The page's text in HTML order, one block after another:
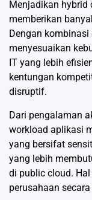
Menjadikan hybrid
memberikan
Dengan
menyesuaikan
IT yang lebih
kentungan
disruptif.
Dari pengalaman
workload aplikasi
yang bersifat
yang lebih
di public cloud.
perusahaan